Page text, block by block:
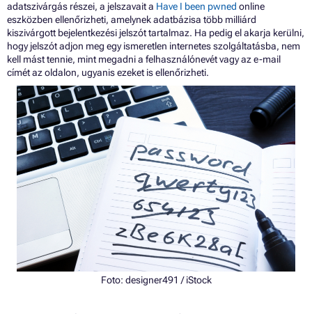
adatszivárgás részei, a jelszavait a Have I been pwned online
eszközben ellenőrizheti, amelynek adatbázisa több milliárd
kiszivárgott bejelentkezési jelszót tartalmaz. Ha pedig el akarja kerülni,
hogy jelszót adjon meg egy ismeretlen internetes szolgáltatásba, nem
kell mást tennie, mint megadni a felhasználónevét vagy az e-mail
címét az oldalon, ugyanis ezeket is ellenőrizheti.
Foto: designer491 / iStock